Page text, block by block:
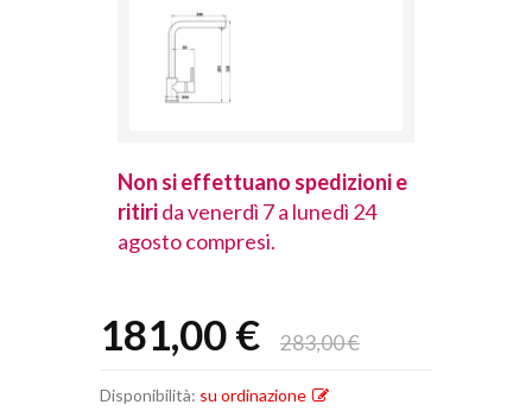
Non si effettuano spedizioni e
ritirida venerdì 7 a lunedì 24
agosto compresi.
181,00 € 283,00 €
Disponibilità: su ordinazione